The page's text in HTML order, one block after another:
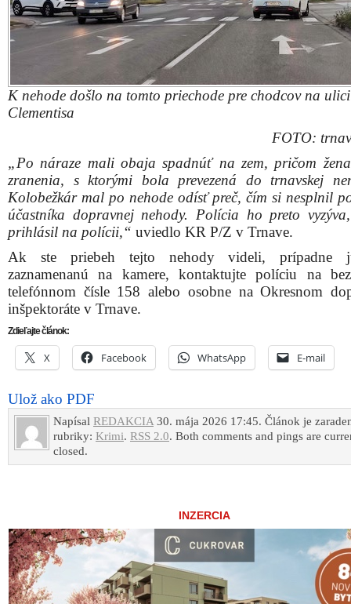
K nehode došlo na tomto priechode pre chodcov na
Clementisa
FOTO:
„Po náraze mali obaja spadnúť na zem, pričom
zranenia, s ktorými bola prevezená do trnavskej
Kolobežkár mal po nehode odísť preč, čím si nesplnil
účastníka dopravnej nehody. Polícia ho preto
prihlásil na polícii,“ uviedlo KR P/Z v Trnave.
Ak ste priebeh tejto nehody videli, prípadne
zaznamenanú na kamere, kontaktujte políciu na
telefónnom čísle 158 alebo osobne na Okresnom
inšpektoráte v Trnave.
Zdieľajte článok:
X Facebook WhatsApp E-mail
Ulož ako PDF
Napísal REDAKCIA 30. mája 2026 17:45. Článok je
rubriky: Krimi. RSS 2.0. Both comments and pings are
closed.
INZERCIA